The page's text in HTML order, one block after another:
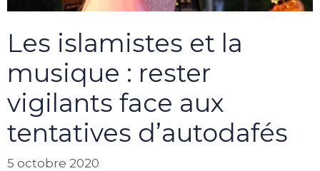
Les islamistes et la
musique : rester
vigilants face aux
tentatives d’autodafés
5 octobre 2020